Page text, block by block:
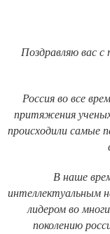
Поздравляю вас
Россия во все
притяжения
происходили самые
В наше
интеллектуальным
лидером во
поколению